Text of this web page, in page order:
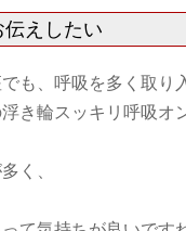
えしたい
も、呼吸を多く取り
き輪スッキリ呼吸オ
く、